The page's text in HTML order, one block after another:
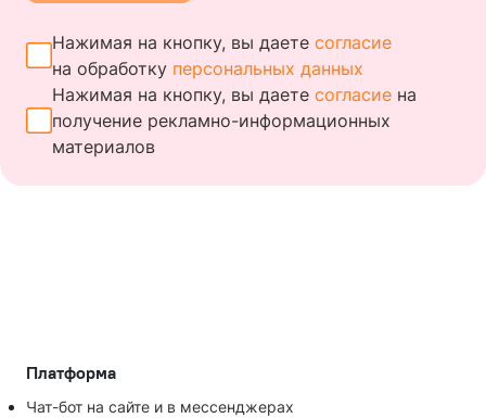
Нажимая на кнопку, вы даете согласие
на обработку персональных данных
Нажимая на кнопку, вы даете согласие на
получение рекламно-информационных
материалов
Платформа
Чат-бот на сайте и в мессенджерах